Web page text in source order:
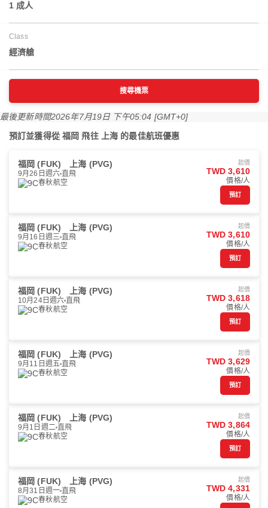
1 成人
Class
經濟艙
搜尋機票
最後更新時間2026年7月19日 下午05:04 [GMT+0]
預訂並獲得從 福岡 飛往 上海 的最佳航班優惠
福岡 (FUK) 上海 (PVG)
9月26日週六 直飛
春秋航空
起價
TWD 3,610
價格/人
預訂
福岡 (FUK) 上海 (PVG)
9月16日週三 直飛
春秋航空
起價
TWD 3,610
價格/人
預訂
福岡 (FUK) 上海 (PVG)
10月24日週六 直飛
春秋航空
起價
TWD 3,618
價格/人
預訂
福岡 (FUK) 上海 (PVG)
9月11日週五 直飛
春秋航空
起價
TWD 3,629
價格/人
預訂
福岡 (FUK) 上海 (PVG)
9月1日週二 直飛
春秋航空
起價
TWD 3,864
價格/人
預訂
福岡 (FUK) 上海 (PVG)
8月31日週一 直飛
春秋航空
起價
TWD 4,331
價格/人